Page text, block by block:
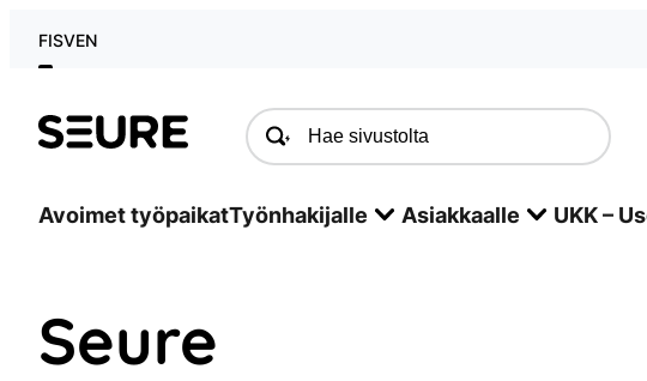
FISVEN
Seure
Avoimet työpaikatTyönhakijalle Asiakkaalle UKK –
Seure